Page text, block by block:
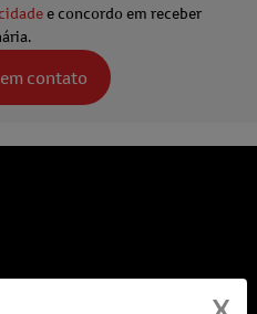
e concordo em receber
contato